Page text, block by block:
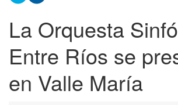
La Orquesta
Entre Ríos se
en Valle María